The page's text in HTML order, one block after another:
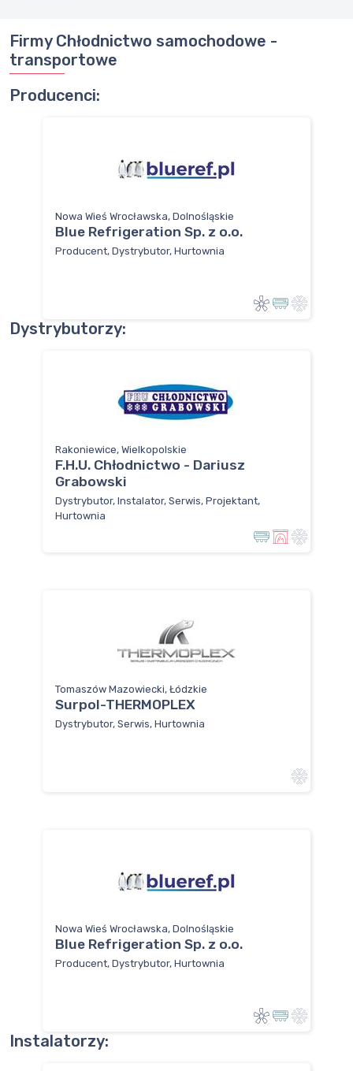
Firmy Chłodnictwo samochodowe -
transportowe
Producenci:
Nowa Wieś Wrocławska, Dolnośląskie
Blue Refrigeration Sp. z o.o.
Producent, Dystrybutor, Hurtownia
Dystrybutorzy:
Rakoniewice, Wielkopolskie
F.H.U. Chłodnictwo - Dariusz
Grabowski
Dystrybutor, Instalator, Serwis, Projektant,
Hurtownia
Tomaszów Mazowiecki, Łódzkie
Surpol-THERMOPLEX
Dystrybutor, Serwis, Hurtownia
Nowa Wieś Wrocławska, Dolnośląskie
Blue Refrigeration Sp. z o.o.
Producent, Dystrybutor, Hurtownia
Instalatorzy: